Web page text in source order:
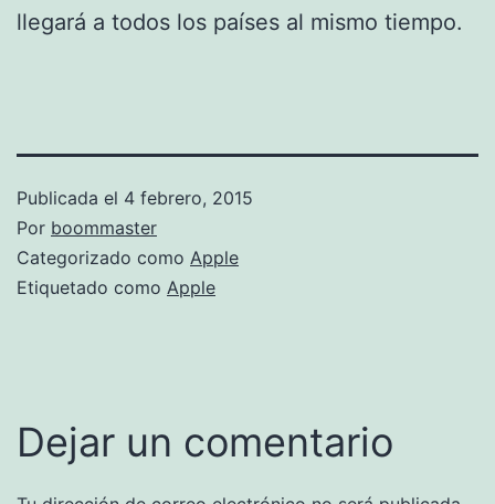
llegará a todos los países al mismo tiempo.
Publicada el 4 febrero, 2015
Por boommaster
Categorizado como Apple
Etiquetado como Apple
Dejar un comentario